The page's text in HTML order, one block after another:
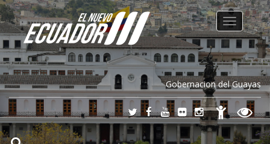
Gobernacion del Guayas
Toggle
navigation